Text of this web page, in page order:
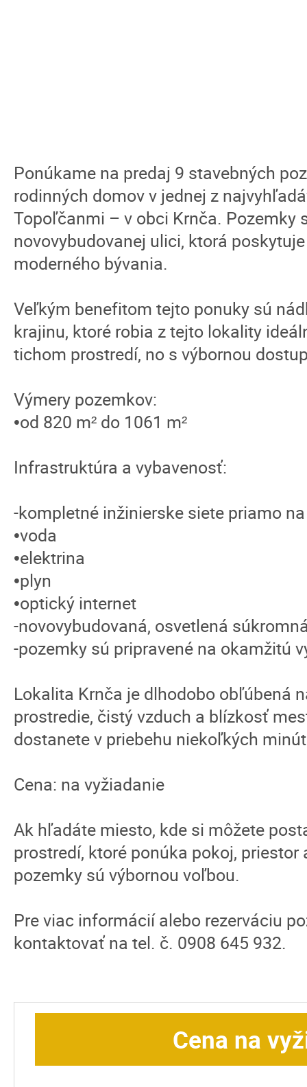
Ponúkame na predaj 9 stavebných
rodinných domov v jednej z
Topoľčanmi – v obci Krnča. Pozemky
novovybudovanej ulici, ktorá
moderného bývania.
Veľkým benefitom tejto ponuky sú
krajinu, ktoré robia z tejto lokality
tichom prostredí, no s výbornou
Výmery pozemkov:
•od 820 m² do 1061 m²
Infrastruktúra a vybavenosť:
-kompletné inžinierske siete priamo
•voda
•elektrina
•plyn
•optický internet
-novovybudovaná, osvetlená
-pozemky sú pripravené na okamžitú
Lokalita Krnča je dlhodobo obľúbená
prostredie, čistý vzduch a blízkosť
dostanete v priebehu niekoľkých
Cena: na vyžiadanie
Ak hľadáte miesto, kde si môžete
prostredí, ktoré ponúka pokoj, priestor
pozemky sú výbornou voľbou.
Pre viac informácií alebo rezerváciu
kontaktovať na tel. č. 0908 645 932.
Cena na